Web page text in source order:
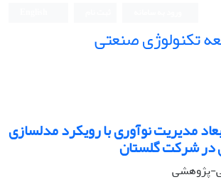
تکنولوژی صنعتی
مدیریت نوآوری با رویکرد مدلسازی
در شرکت گلستان
پژوهشی